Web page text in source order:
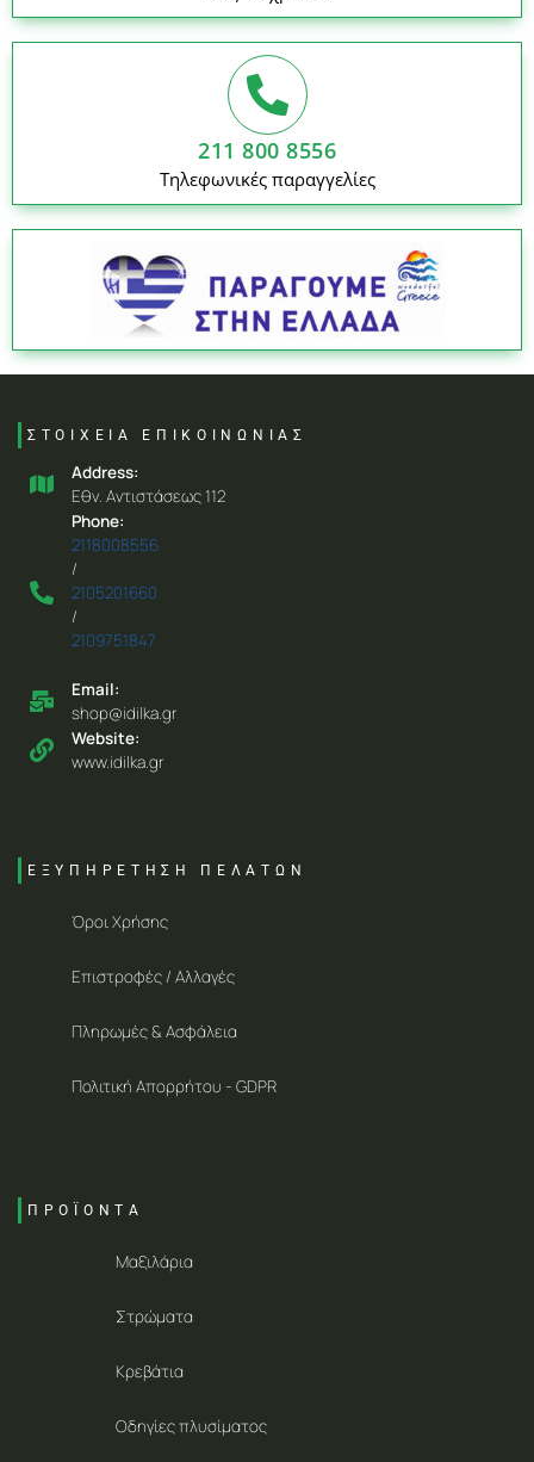
211 800 8556
Τηλεφωνικές παραγγελίες
ΣΤΟΙΧΕΙΑ ΕΠΙΚΟΙΝΩΝΙΑΣ
Address:
Eθν. Aντιστάσεως 112
Phone:
2118008556
/
2105201660
/
2109751847
Email:
shop@idilka.gr
Website:
www.idilka.gr
ΕΞΥΠΗΡΕΤΗΣΗ ΠΕΛΑΤΩΝ
Όροι Χρήσης
Επιστροφές / Αλλαγές
Πληρωμές & Ασφάλεια
Πολιτική Απορρήτου - GDPR
ΠΡΟΪΟΝΤΑ
Μαξιλάρια
Στρώματα
Κρεβάτια
Οδηγίες πλυσίματος